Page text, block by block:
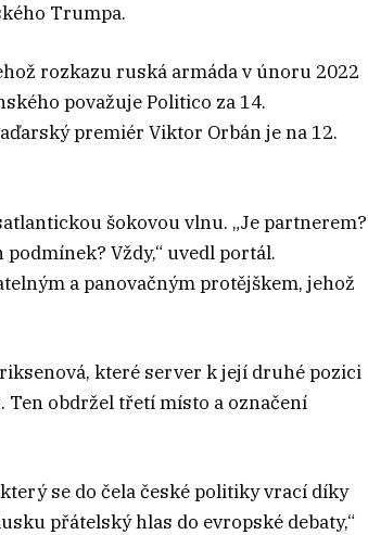
Trumpa.
rozkazu ruská armáda v únoru 2022
považuje Politico za 14.
premiér Viktor Orbán je na 12.
šokovou vlnu. „Je partnerem?
Vždy,“ uvedl portál.
a panovačným protějškem, jehož
které server k její druhé pozici
obdržel třetí místo a označení
se do čela české politiky vrací díky
přátelský hlas do evropské debaty,“